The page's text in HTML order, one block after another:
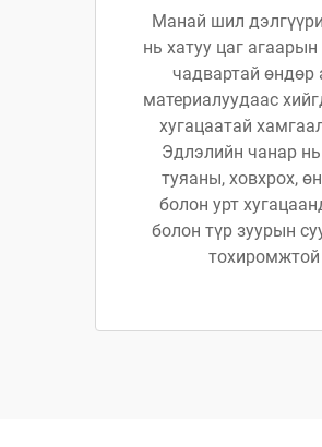
Манай шил
нь хатуу цаг
чадвартай өндөр
материалуудаас
хугацаатай
Эдлэлийн чанар
туяаны, ховхрох,
болон урт
болон түр зуурын
тохиромжтой